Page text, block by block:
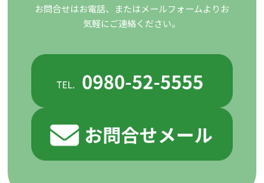
お問合せはお電話、またはメールフォームよりお
気軽にご連絡ください。